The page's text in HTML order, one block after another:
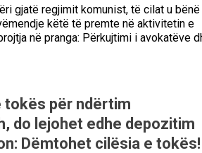
gjatë regjimit komunist, të cilat u bënë
këtë të premte në aktivitetin e
në pranga: Përkujtimi i avokatëve
tokës për ndërtim
do lejohet edhe depozitim
Dëmtohet cilësia e tokës!